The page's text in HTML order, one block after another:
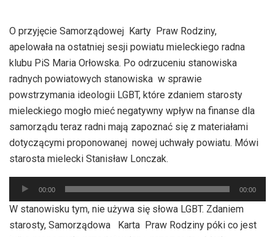
O przyjęcie Samorządowej Karty Praw Rodziny,
apelowała na ostatniej sesji powiatu mieleckiego radna
klubu PiS Maria Orłowska. Po odrzuceniu stanowiska
radnych powiatowych stanowiska w sprawie
powstrzymania ideologii LGBT, które zdaniem starosty
mieleckiego mogło mieć negatywny wpływ na finanse dla
samorządu teraz radni mają zapoznać się z materiałami
dotyczącymi proponowanej nowej uchwały powiatu. Mówi
starosta mielecki Stanisław Lonczak.
Odtwarzacz
plików
dźwiękowych
00:00 00:00
W stanowisku tym, nie używa się słowa LGBT. Zdaniem
starosty, Samorządowa Karta Praw Rodziny póki co jest